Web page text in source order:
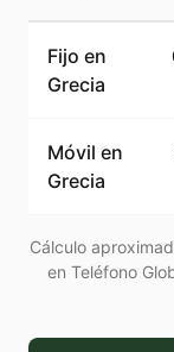
Fijo en
Grecia
Móvil en
Grecia
Cálculo
en Teléfono